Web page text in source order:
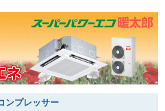
ンプレッサー